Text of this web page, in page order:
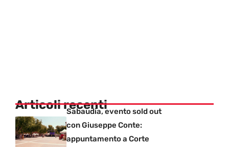
Articoli recentiSabaudia, evento sold out
con Giuseppe Conte:
appuntamento a Corte